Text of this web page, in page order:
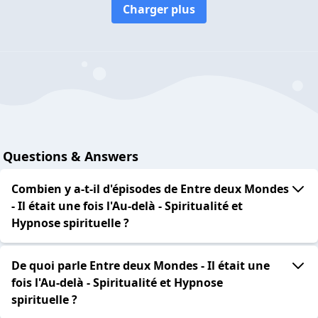
Charger plus
Questions & Answers
Combien y a-t-il d'épisodes de Entre deux Mondes
- Il était une fois l'Au-delà - Spiritualité et
Hypnose spirituelle ?
De quoi parle Entre deux Mondes - Il était une
fois l'Au-delà - Spiritualité et Hypnose
spirituelle ?